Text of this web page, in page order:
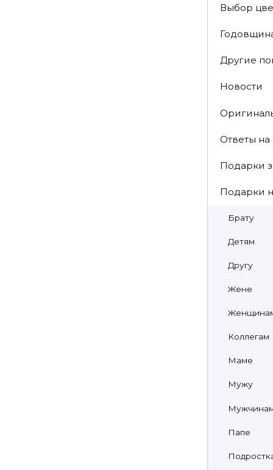
Выбор
Другие
Новости
Ответы
Подарки
Подарки
Брату
Детям
Другу
Жене
Коллегам
Маме
Мужу
Папе